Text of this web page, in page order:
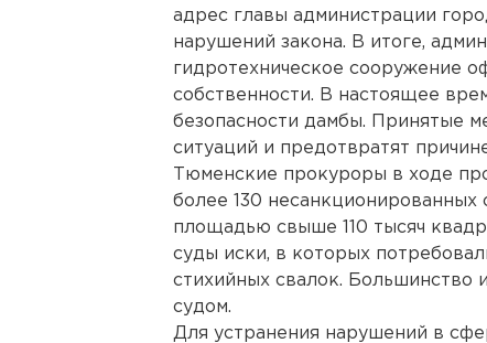
адрес главы администрации
нарушений закона. В итоге,
гидротехническое сооружение
собственности. В настоящее
безопасности дамбы. Принятые
ситуаций и предотвратят
Тюменские прокуроры в ходе
более 130
площадью свыше 110 тысяч
суды иски, в которых
стихийных свалок. Большинство
судом.
Для устранения нарушений в